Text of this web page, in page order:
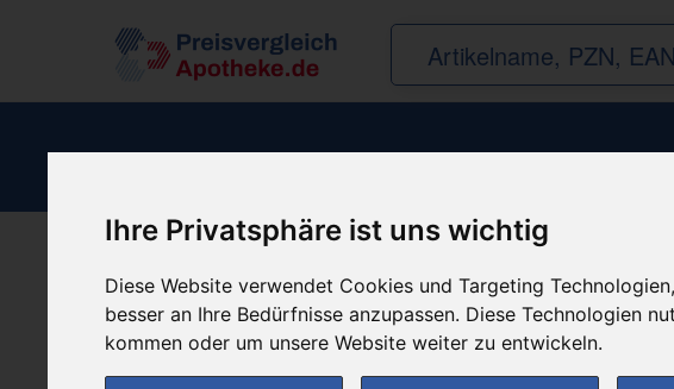
Ihre Privatsphäre ist uns wichtig
Diese Website verwendet Cookies und Targeting
besser an Ihre Bedürfnisse anzupassen. Diese Technologien
kommen oder um unsere Website weiter zu entwickeln.
Produkt empfehlen